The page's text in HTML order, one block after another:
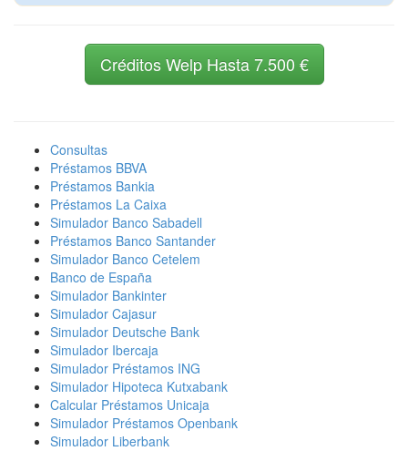
Créditos Welp Hasta 7.500 €
Consultas
Préstamos BBVA
Préstamos Bankia
Préstamos La Caixa
Simulador Banco Sabadell
Préstamos Banco Santander
Simulador Banco Cetelem
Banco de España
Simulador Bankinter
Simulador Cajasur
Simulador Deutsche Bank
Simulador Ibercaja
Simulador Préstamos ING
Simulador Hipoteca Kutxabank
Calcular Préstamos Unicaja
Simulador Préstamos Openbank
Simulador Liberbank